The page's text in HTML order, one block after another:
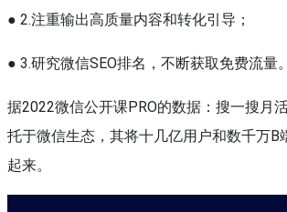
● 2.注重输出高质量内容和转化引导；
● 3.研究微信SEO排名，不断获取免费流量。
据2022微信公开课PRO的数据：搜一搜月
托于微信生态，其将十几亿用户和数千万B
起来。